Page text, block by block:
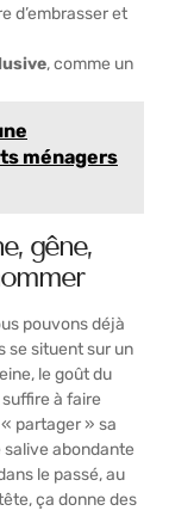
d’embrasser et
, comme un
ménagers
gêne,
pouvons déjà
se situent sur un
le goût du
à faire
partager » sa
abondante
le passé, au
ça donne des